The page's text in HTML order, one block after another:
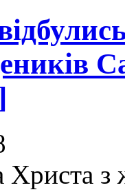
Христа